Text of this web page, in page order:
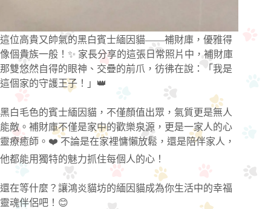
這位高貴又帥氣的黑白賓士緬因貓——補財庫，優雅得
像個貴族一般！✨ 家長分享的這張日常照片中，補財庫
那雙悠然自得的眼神、交疊的前爪，彷彿在說：「我是
這個家的守護王子！」👑
黑白毛色的賓士緬因貓，不僅顏值出眾，氣質更是無人
能敵。補財庫不僅是家中的歡樂泉源，更是一家人的心
靈療癒師。❤️ 不論是在家裡慵懶放鬆，還是陪伴家人，
他都能用獨特的魅力抓住每個人的心！
還在等什麼？讓鴻炎貓坊的緬因貓成為你生活中的幸福
靈魂伴侶吧！😊